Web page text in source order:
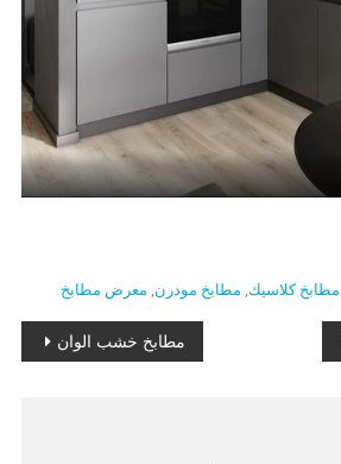
مطابخ كلاسيك, مطابخ مودرن, معرض مطابخ
مطابخ خشب الوان